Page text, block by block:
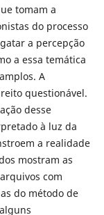
tomam a
do processo
a percepção
a essa temática
A
questionável.
desse
à luz da
a realidade
mostram as
com
do método de